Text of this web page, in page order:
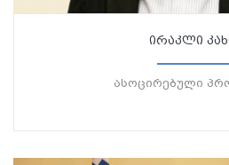
ირაკლი
ასოცირებული